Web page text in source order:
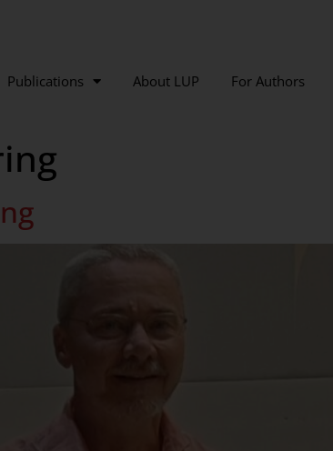
Publications About LUP For Authors